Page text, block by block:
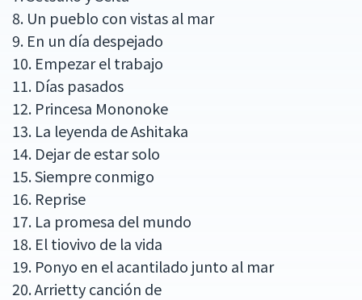
8. Un pueblo con vistas al mar
9. En un día despejado
10. Empezar el trabajo
11. Días pasados
12. Princesa Mononoke
13. La leyenda de Ashitaka
14. Dejar de estar solo
15. Siempre conmigo
16. Reprise
17. La promesa del mundo
18. El tiovivo de la vida
19. Ponyo en el acantilado junto al mar
20. Arrietty canción de